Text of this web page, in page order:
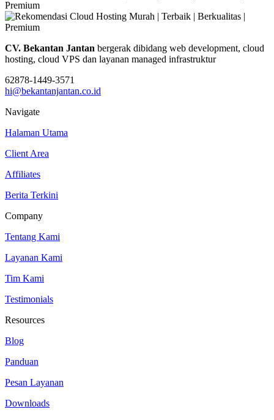
CV. Bekantan Jantan bergerak dibidang web development, cloud
hosting, cloud VPS dan layanan managed infrastruktur
62878-1449-3571
hi@bekantanjantan.co.id
Navigate
Halaman Utama
Client Area
Affiliates
Berita Terkini
Company
Tentang Kami
Layanan Kami
Tim Kami
Testimonials
Resources
Blog
Panduan
Pesan Layanan
Downloads